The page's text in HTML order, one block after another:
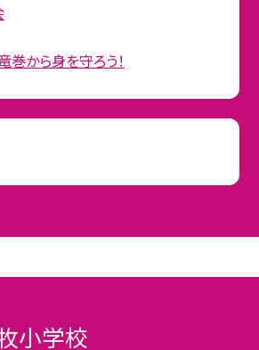
から身を守ろう！
小学校